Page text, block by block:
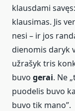
klausdami savęs:
klausimas. Jis
nesi – ir jos
dienomis daryk
užrašyk tris
buvo gerai. Ne
puodelis buvo
buvo tik mano”.